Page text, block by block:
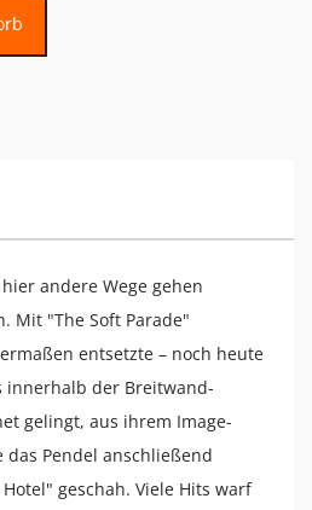
andere Wege gehen
Mit "The Soft Parade"
entsetzte – noch heute
innerhalb der Breitwand-
gelingt, aus ihrem Image-
Pendel anschließend
geschah. Viele Hits warf